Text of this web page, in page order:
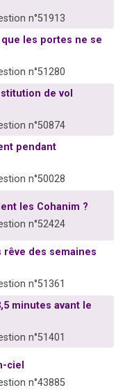
n°51913
les portes ne se
n°51280
de vol
n°50874
pendant
n°50028
les Cohanim ?
n°52424
des semaines
n°51361
minutes avant le
n°51401
ciel
n°43885